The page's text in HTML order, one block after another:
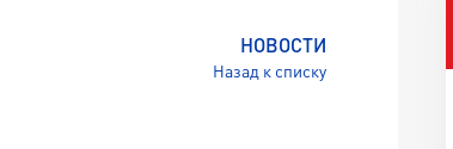
НОВОСТИ
Назад к списку